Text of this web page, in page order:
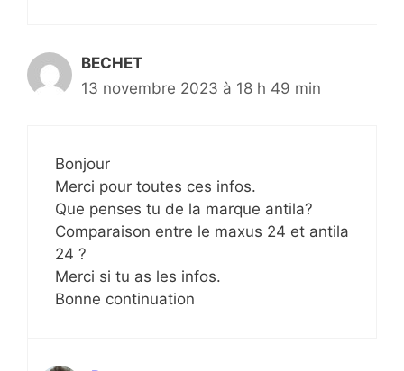
BECHET
13 novembre 2023 à 18 h 49 min
Bonjour
Merci pour toutes ces infos.
Que penses tu de la marque antila?
Comparaison entre le maxus 24 et antila
24 ?
Merci si tu as les infos.
Bonne continuation